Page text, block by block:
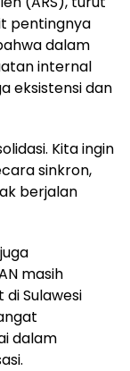
pentingnya
dalam
internal
eksistensi dan
Kita ingin
sinkron,
berjalan
masih
Sulawesi
dalam